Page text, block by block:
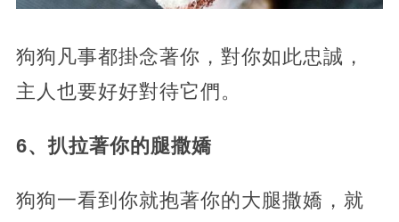
狗狗凡事都掛念著你，對你如此忠誠，
主人也要好好對待它們。
6、扒拉著你的腿撒嬌
狗狗一看到你就抱著你的大腿撒嬌，就